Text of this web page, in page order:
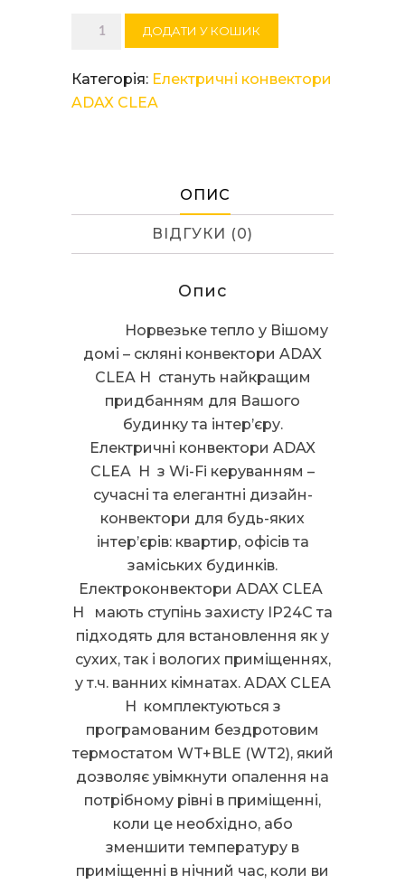
Електричний
конвектор
ADAX
CLEA
ДОДАТИ У КОШИК
Категорія: Електричні конвектори
ADAX CLEA
ОПИС
ВІДГУКИ (0)
Опис
Норвезьке тепло у Вішому
домі – скляні конвектори ADAX
CLEA H стануть найкращим
придбанням для Вашого
будинку та інтер’єру.
Електричні конвектори ADAX
CLEA H з Wi-Fi керуванням –
сучасні та елегантні дизайн-
конвектори для будь-яких
інтер’єрів: квартир, офісів та
заміських будинків.
Електроконвектори ADAX CLEA
H мають ступінь захисту IP24C та
підходять для встановлення як у
сухих, так і вологих приміщеннях,
у т.ч. ванних кімнатах. ADAX CLEA
H комплектуються з
програмованим бездротовим
термостатом WT+BLE (WT2), який
дозволяє увімкнути опалення на
потрібному рівні в приміщенні,
коли це необхідно, або
зменшити температуру в
приміщенні в нічний час, коли ви